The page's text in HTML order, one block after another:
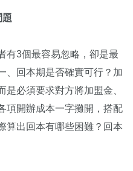
題
有3個最容易忽略，卻是最
、回本期是否確實可行？加
必須要求對方將加盟金、
項開辦成本一字攤開，搭配
算出回本有哪些困難？回本